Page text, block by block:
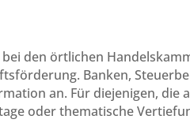
den örtlichen
Banken,
an. Für diejenigen,
oder thematische